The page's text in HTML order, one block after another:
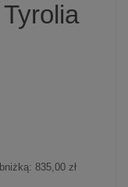
835,00 zł